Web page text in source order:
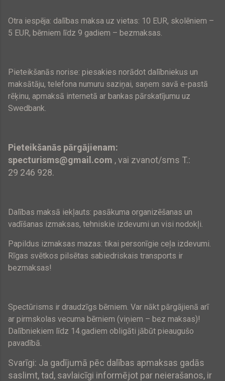
Otra iespēja: dalības maksa uz vietas: 10 EUR, skolēniem –
5 EUR, bērniem līdz 9 gadiem – bezmaksas.
Pieteikšanās norise: piesakies norādot dalībniekus un
maksātāju, telefona numuru saziņai, saņem savā e-pastā
rēķinu, apmaksā internetā ar bankas pārskatījumu uz
Swedbank.
Pieteikšanās pārgājienam:
specturisms@gmail.com , vai zvanot/sms T.:
29 246 928.
Dalības maksā iekļauts: pasākuma organizēšanas un
vadīšanas izmaksas, tehniskie izdevumi un visi nodokļi.
Papildus izmaksas mazas: tikai personīgie ceļa izdevumi.
Rīgas svētkos pilsētas sabiedriskais transports ir
bezmaksas!
Spectūrisms ir draudzīgs bērniem. Var nākt pārgājienā arī
ar pirmskolas vecuma bērniem (viņiem – bez maksas)!
Dalībniekiem līdz 14.gadiem obligāti jābūt pieaugušo
pavadībā.
Svarīgi: Ja gadījumā pēc dalības apmaksas gadās
saslimt, tad, savlaicīgi informējot par neierašanos, ir